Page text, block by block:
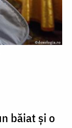
băiat și o